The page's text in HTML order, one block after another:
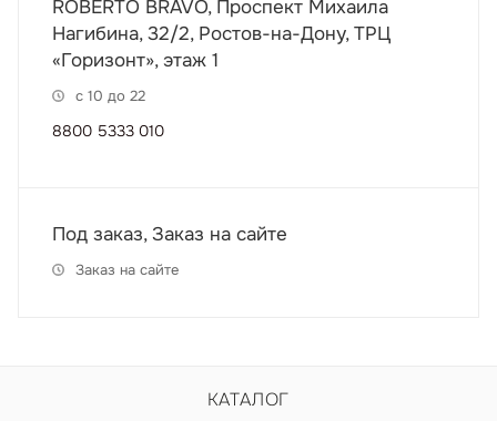
ROBERTO BRAVO, Проспект Михаила
Нагибина, 32/2, Ростов-на-Дону, ТРЦ
«Горизонт», этаж 1
с 10 до 22
8800 5333 010
Под заказ, Заказ на сайте
Заказ на сайте
КАТАЛОГ